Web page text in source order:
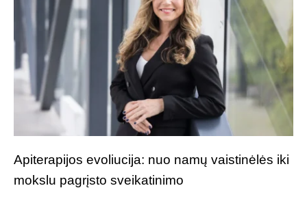
Apiterapijos evoliucija: nuo namų vaistinėlės iki
mokslu pagrįsto sveikatinimo